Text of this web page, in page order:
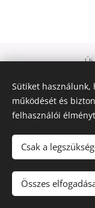
Új
© 2021
Sütiket használunk,
működését és
felhasználói
Csak a
Összes